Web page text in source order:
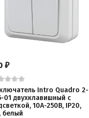
₽
Intro Quadro 2-
01 двухклавишный с
10А-250В, IP20,
белый